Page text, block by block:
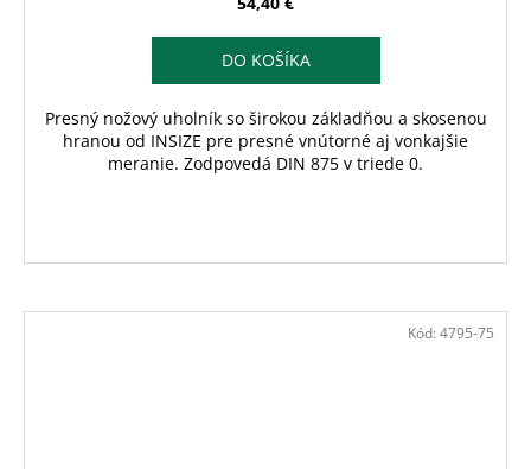
DO KOŠÍKA
Presný nožový uholník so širokou základňou a skosenou
hranou od INSIZE pre presné vnútorné aj vonkajšie
meranie. Zodpovedá DIN 875 v triede 0.
Kód: 4795-75